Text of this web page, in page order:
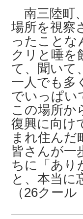
南三陸町
場所を視察
ったことな
クリと唾を
て、聞いて
一人でも多
でいっぱい
この場所か
復興に向け
まれ住んだ
皆さんが一
ちに「あり
と、本当に
（26クー